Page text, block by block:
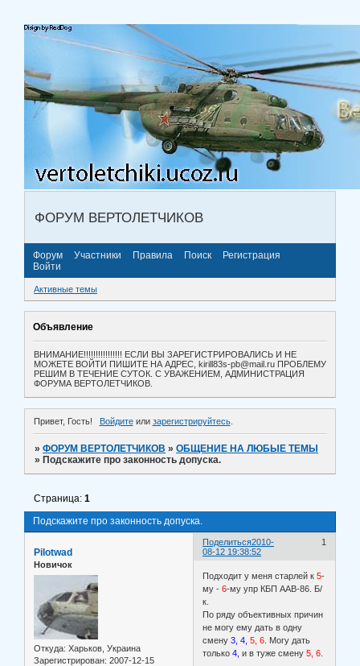
ФОРУМ ВЕРТОЛЕТЧИКОВ
Форум Участники Правила Поиск
Регистрация
Войти
Активные темы
Объявление
ВНИМАНИЕ!!!!!!!!!!!!!!!! ЕСЛИ ВЫ ЗАРЕГИСТРИРОВАЛИСЬ И НЕ
МОЖЕТЕ ВОЙТИ ПИШИТЕ НА АДРЕС, kirill83s-pb@mail.ru ПРОБЛЕМУ
РЕШИМ В ТЕЧЕНИЕ СУТОК. С УВАЖЕНИЕМ, АДМИНИСТРАЦИЯ
ФОРУМА ВЕРТОЛЕТЧИКОВ.
Привет, Гость! Войдитеили зарегистрируйтесь.
»ФОРУМ ВЕРТОЛЕТЧИКОВ »ОБЩЕНИЕ НА ЛЮБЫЕ ТЕМЫ
» Подскажите про законность допуска.
Подскажите про законность допуска.
Страница:1
Поделиться 1
2010-
08-12 19:38:52
Pilotwad
Новичок
Откуда: Харьков, Украина
Зарегистрирован: 2007-12-15
Подходит у меня старлей к5-
му -6-му упр КБП ААВ-86. Б/
к.
По ряду объективных причин
не могу ему дать в одну
смену3, 4, 5, 6 . Могу дать
только4, и в туже смену5, 6